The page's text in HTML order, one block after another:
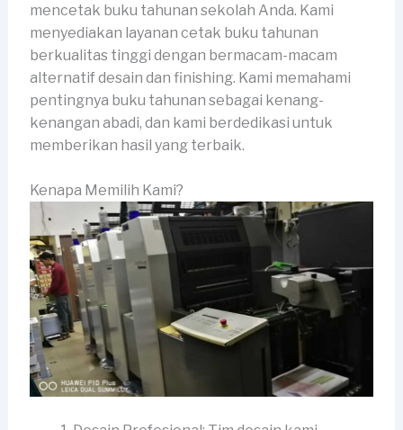
mencetak buku tahunan sekolah Anda. Kami
menyediakan layanan cetak buku tahunan
berkualitas tinggi dengan bermacam-macam
alternatif desain dan finishing. Kami memahami
pentingnya buku tahunan sebagai kenang-
kenangan abadi, dan kami berdedikasi untuk
memberikan hasil yang terbaik.
Kenapa Memilih Kami?